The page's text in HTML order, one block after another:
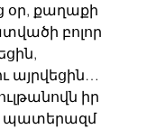
օր, քաղաքի
բոլոր
այրվեցին…
իր
պատերազմ